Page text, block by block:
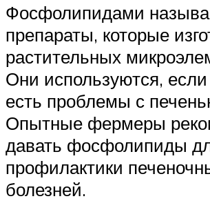
Фосфолипидами
препараты, которые
растительных
Они используются, если
есть проблемы с
Опытные фермеры
давать фосфолипиды
профилактики
болезней.